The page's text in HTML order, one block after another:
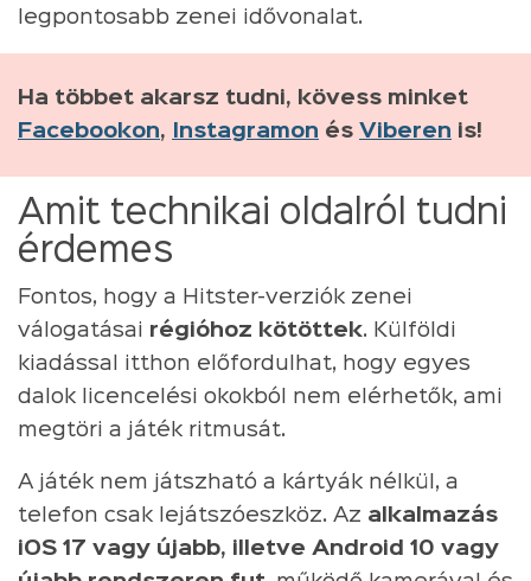
legpontosabb zenei idővonalat.
Ha többet akarsz tudni, kövess minket
Facebookon, Instagramon és Viberen is!
Amit technikai oldalról tudni
érdemes
Fontos, hogy a Hitster-verziók zenei
válogatásai régióhoz kötöttek. Külföldi
kiadással itthon előfordulhat, hogy egyes
dalok licencelési okokból nem elérhetők, ami
megtöri a játék ritmusát.
A játék nem játszható a kártyák nélkül, a
telefon csak lejátszóeszköz. Az alkalmazás
iOS 17 vagy újabb, illetve Android 10 vagy